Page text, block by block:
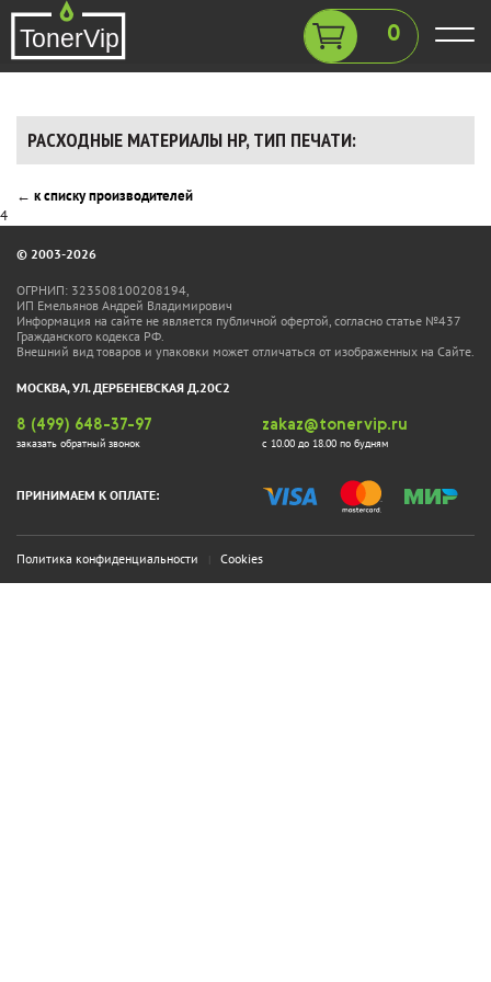
0
РАСХОДНЫЕ МАТЕРИАЛЫ HP, ТИП ПЕЧАТИ:
← к списку производителей
4
© 2003-2026
ОГРНИП: 323508100208194,
ИП Емельянов Андрей Владимирович
Информация на сайте не является публичной офертой, согласно статье №437
Гражданского кодекса РФ.
Внешний вид товаров и упаковки может отличаться от изображенных на Сайте.
МОСКВА, УЛ. ДЕРБЕНЕВСКАЯ Д.20С2
8 (499) 648-37-97
заказать обратный звонок
zakaz@tonervip.ru
с 10.00 до 18.00 по будням
ПРИНИМАЕМ К ОПЛАТЕ:
Политика конфиденциальности Cookies